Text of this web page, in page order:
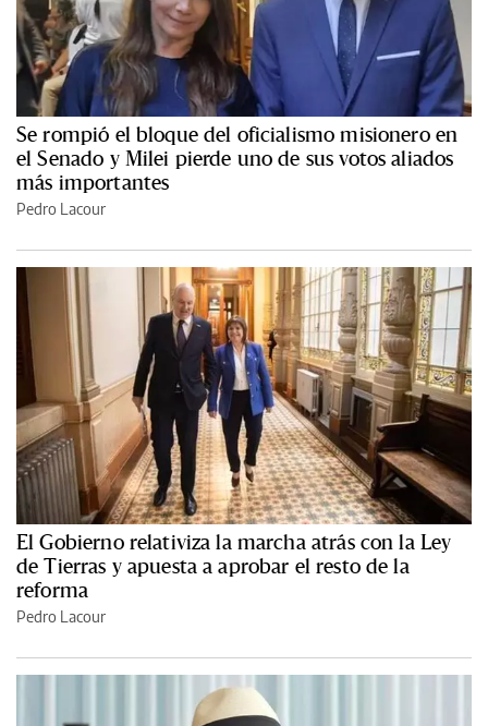
Se rompió el bloque del oficialismo misionero en
el Senado y Milei pierde uno de sus votos aliados
más importantes
Pedro Lacour
El Gobierno relativiza la marcha atrás con la Ley
de Tierras y apuesta a aprobar el resto de la
reforma
Pedro Lacour